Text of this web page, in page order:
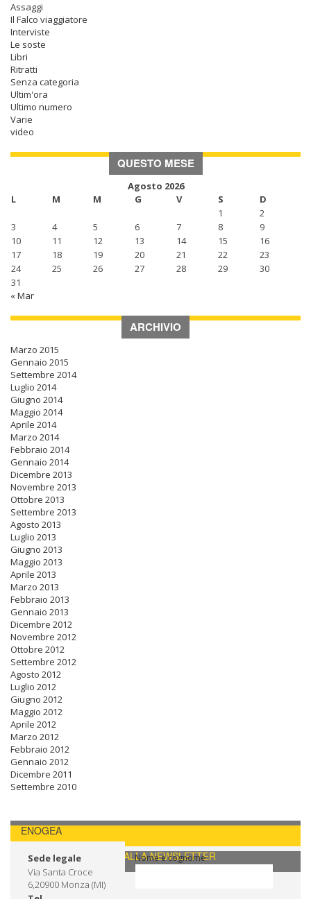
Assaggi
Il Falco viaggiatore
Interviste
Le soste
Libri
Ritratti
Senza categoria
Ultim'ora
Ultimo numero
Varie
video
QUESTO MESE
Agosto 2026
L
M M G V S
D
1
2
3
4 5 6 7 8
9
10
11 12 13 14 15
16
17
18 19 20 21 22
23
24
25 26 27 28 29
30
31
« Mar
ARCHIVIO
Marzo 2015
Gennaio 2015
Settembre 2014
Luglio 2014
Giugno 2014
Maggio 2014
Aprile 2014
Marzo 2014
Febbraio 2014
Gennaio 2014
Dicembre 2013
Novembre 2013
Ottobre 2013
Settembre 2013
Agosto 2013
Luglio 2013
Giugno 2013
Maggio 2013
Aprile 2013
Marzo 2013
Febbraio 2013
Gennaio 2013
Dicembre 2012
Novembre 2012
Ottobre 2012
Settembre 2012
Agosto 2012
Luglio 2012
Giugno 2012
Maggio 2012
Aprile 2012
Marzo 2012
Febbraio 2012
Gennaio 2012
Dicembre 2011
Settembre 2010
ENOGEA
CONTATTI / ISCRIVITI ALLA NEWSLETTER
Sede legale
Via Santa Croce
6,20900 Monza (MI)
Nome e cognome